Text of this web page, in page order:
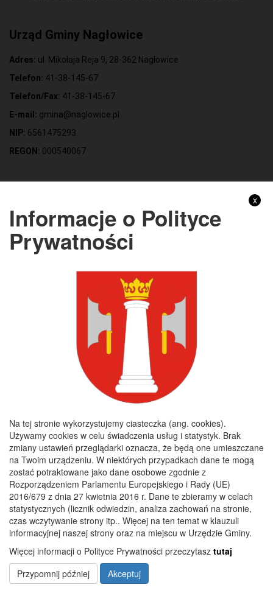
Urząd Gminy Nagłowice
Adres: ul. Mikołaja Reja 9, 28-362 Nagłowice
Telefon: 41-38-145-67
Telefon/Fax: 41-38-145-67
E-mail: gmina@naglowice.pl
NIP: 6561475293
REGON: 000540067
Adres:ul. Mikołaja Reja 9, 28-362 Nagłowice
NIP:6562213721
REGON:
KONTO BANKOWE:
Bank Spółdzielczy Kielce o/Nagłowice
46 84930004 0110 0100 0332 0097
Rachunek odpady komunalne:
44 8493 0004 0110 0100 0332 0133
Godziny pracy
8:00 - 16:00
Środa :7:30 - 15:30
Czwartek :7:30 - 15:30
Piątek :7:30 - 15:30
Copyright 2019@ Urząd Gminy Nagłowice
x
Informacje o Polityce
Prywatności
Na tej stronie wykorzystujemy ciasteczka (ang. cookies).
Używamy cookies w celu świadczenia usług i statystyk. Brak
zmiany ustawień przeglądarki oznacza, że będą one umieszczane
na Twoim urządzeniu. W niektórych przypadkach dane te mogą
zostać potraktowane jako dane osobowe zgodnie z
Rozporządzeniem Parlamentu Europejskiego i Rady (UE)
2016/679 z dnia 27 kwietnia 2016 r. Dane te zbieramy w celach
statystycznych (licznik odwiedzin, analiza zachowań na stronie,
czas wczytywanie strony itp.. Więcej na ten temat w klauzuli
informacyjnej naszej strony oraz na miejscu w Urzędzie Gminy.
Więcej informacji o Polityce Prywatności przeczytasz tutaj
Przypomnij później
Akceptuj